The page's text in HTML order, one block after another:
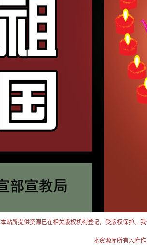
本站所提供资源已在相关版权机构登记，受版权保护。
本资源库所有入库